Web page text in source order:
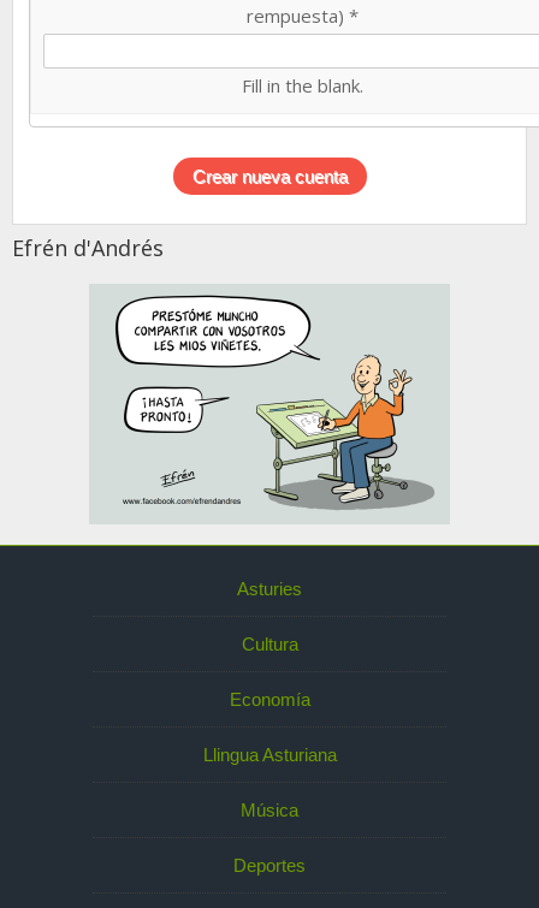
rempuesta) *
Fill in the blank.
Efrén d'Andrés
Asturies
Cultura
Economía
Llingua Asturiana
Música
Deportes